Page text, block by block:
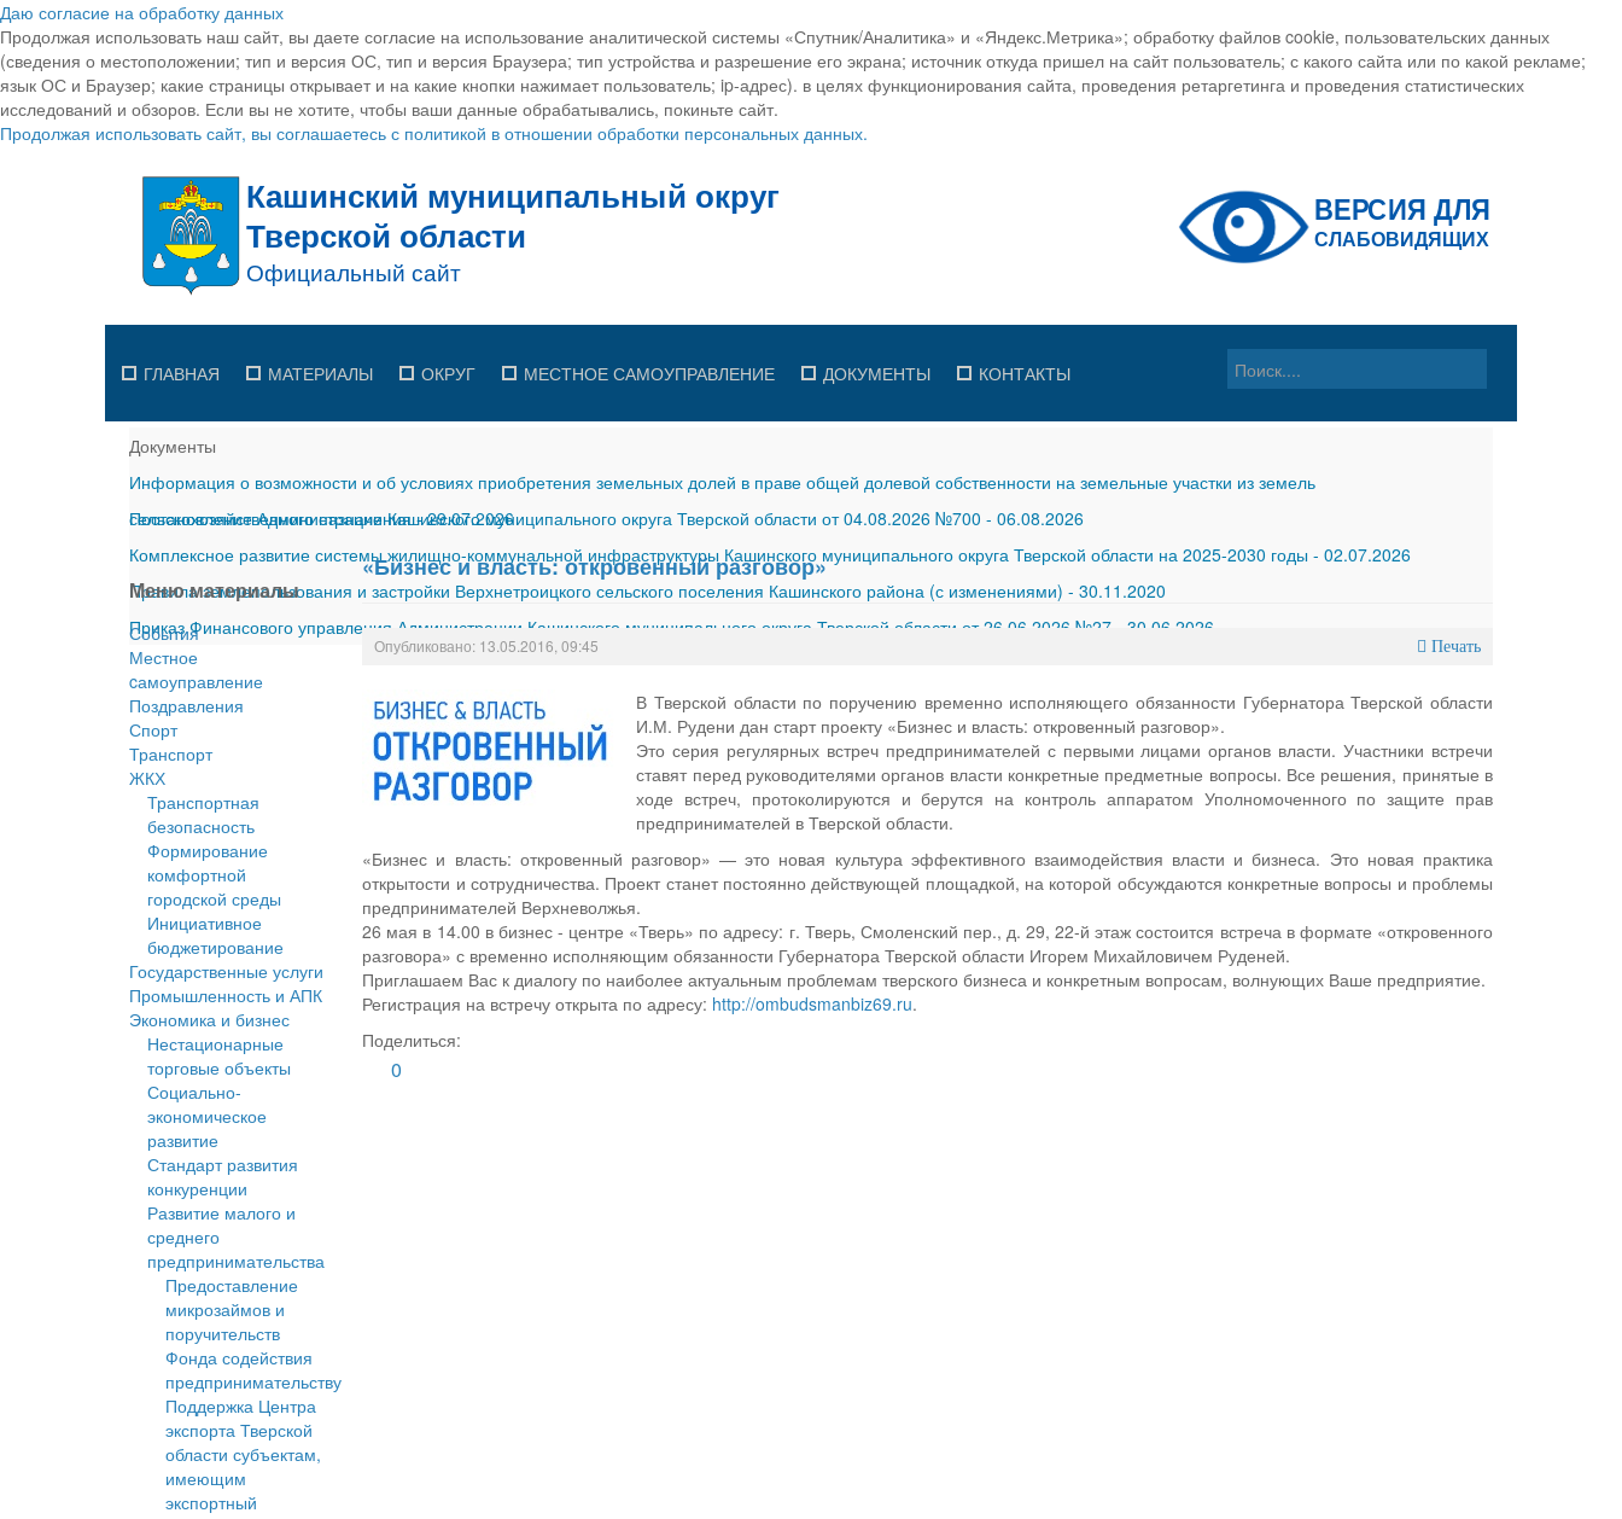
Даю согласие на обработку данных
Продолжая использовать наш сайт, вы даете согласие на использование аналитической системы «Спутник/Аналитика» и «Яндекс.Метрика»; обработку файлов cookie, пользовательских данных
(сведения о местоположении; тип и версия ОС, тип и версия Браузера; тип устройства и разрешение его экрана; источник откуда пришел на сайт пользователь; с какого сайта или по какой рекламе;
язык ОС и Браузер; какие страницы открывает и на какие кнопки нажимает пользователь; ip-адрес). в целях функционирования сайта, проведения ретаргетинга и проведения статистических
исследований и обзоров. Если вы не хотите, чтобы ваши данные обрабатывались, покиньте сайт.
Продолжая использовать сайт, вы соглашаетесь с политикой в отношении обработки персональных данных.
ГЛАВНАЯ МАТЕРИАЛЫ ОКРУГ МЕСТНОЕ САМОУПРАВЛЕНИЕ ДОКУМЕНТЫ КОНТАКТЫ
Документы
Информация о возможности и об условиях приобретения земельных долей в праве общей долевой собственности на земельные участки из земель
сельскохозяйственного назначения-29.07.2026
Постановление Администрации Кашинского муниципального округа Тверской области от 04.08.2026 №700 - 06.08.2026
Комплексное развитие системы жилищно-коммунальной инфраструктуры Кашинского муниципального округа Тверской области на 2025-2030 годы - 02.07.2026
Правила землепользования и застройки Верхнетроицкого сельского поселения Кашинского района (с изменениями) - 30.11.2020
Приказ Финансового управления Администрации Кашинского муниципального округа Тверской области от 26.06.2026 №27
30.06.2026
Меню материалы
События
Местное
cамоуправление
Поздравления
Спорт
Транспорт
ЖКХ
Транспортная
безопасность
Формирование
комфортной
городской среды
Инициативное
бюджетирование
Государственные услуги
Промышленность и АПК
Экономика и бизнес
Нестационарные
торговые объекты
Социально-
экономическое
развитие
Стандарт развития
конкуренции
Развитие малого и
среднего
предпринимательства
Предоставление
микрозаймов и
поручительств
Фонда содействия
предпринимательству
Поддержка Центра
экспорта Тверской
области субъектам,
имеющим
экспортный
«Бизнес и власть: откровенный разговор»
Опубликовано: 13.05.2016, 09:45 Печать
В Тверской области по поручению временно исполняющего обязанности Губернатора Тверской области
И.М. Рудени дан старт проекту «Бизнес и власть: откровенный разговор».
Это серия регулярных встреч предпринимателей с первыми лицами органов власти. Участники встречи
ставят перед руководителями органов власти конкретные предметные вопросы. Все решения, принятые в
ходе встреч, протоколируются и берутся на контроль аппаратом Уполномоченного по защите прав
предпринимателей в Тверской области.
«Бизнес и власть: откровенный разговор» — это новая культура эффективного взаимодействия власти и бизнеса. Это новая практика
открытости и сотрудничества. Проект станет постоянно действующей площадкой, на которой обсуждаются конкретные вопросы и проблемы
предпринимателей Верхневолжья.
26 мая в 14.00 в бизнес - центре «Тверь» по адресу: г. Тверь, Смоленский пер., д. 29, 22-й этаж состоится встреча в формате «откровенного
разговора» с временно исполняющим обязанности Губернатора Тверской области Игорем Михайловичем Руденей.
Приглашаем Вас к диалогу по наиболее актуальным проблемам тверского бизнеса и конкретным вопросам, волнующих Ваше предприятие.
Регистрация на встречу открыта по адресу: http://ombudsmanbiz69.ru.
Поделиться:
0